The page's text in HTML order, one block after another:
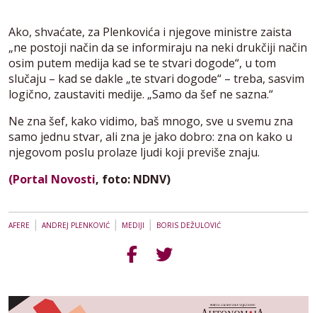
Ako, shvaćate, za Plenkovića i njegove ministre zaista
„ne postoji način da se informiraju na neki drukčiji način
osim putem medija kad se te stvari dogode“, u tom
slučaju – kad se dakle „te stvari dogode“ – treba, sasvim
logično, zaustaviti medije. „Samo da šef ne sazna.“
Ne zna šef, kako vidimo, baš mnogo, sve u svemu zna
samo jednu stvar, ali zna je jako dobro: zna on kako u
njegovom poslu prolaze ljudi koji previše znaju.
(Portal Novosti, foto: NDNV)
AFERE | ANDREJ PLENKOVIĆ | MEDIJI | BORIS DEŽULOVIĆ